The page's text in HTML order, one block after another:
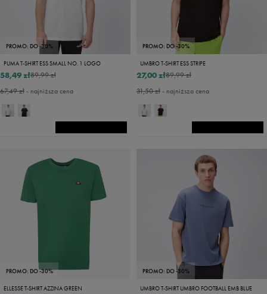
PROMO: DO -30%
PUMA T-SHIRT ESS SMALL NO. 1 LOGO
89,99 zł
58,49 zł
67,49 zł- najniższa cena
PROMO: DO -30%
UMBRO T-SHIRT ESS STRIPE
89,99 zł
27,00 zł
31,50 zł- najniższa cena
PROMO: DO -30%
ELLESSE T-SHIRT AZZINA GREEN
PROMO: DO -30%
UMBRO T-SHIRT UMBRO FOOTBALL EMB BLUE